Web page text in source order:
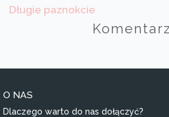
Długie paznokcie
O NAS
Dlaczego warto do nas dołączyć?